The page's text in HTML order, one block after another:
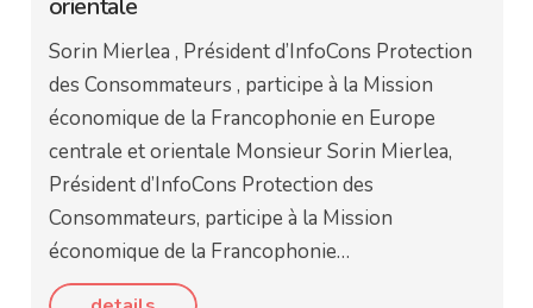
orientale
Sorin Mierlea , Président d’InfoCons Protection
des Consommateurs , participe à la Mission
économique de la Francophonie en Europe
centrale et orientale Monsieur Sorin Mierlea,
Président d’InfoCons Protection des
Consommateurs, participe à la Mission
économique de la Francophonie…